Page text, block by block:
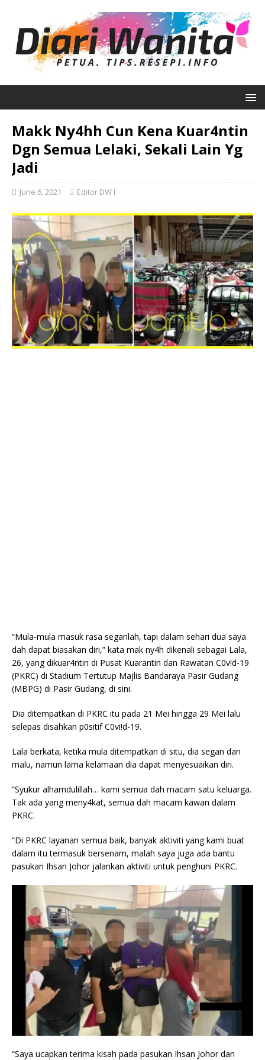
Makk Ny4hh Cun Kena Kuar4ntin
Dgn Semua Lelaki, Sekali Lain Yg
Jadi
June 6, 2021 Editor DW I
“Mula-mula masuk rasa seganlah, tapi dalam sehari dua saya
dah dapat biasakan diri,” kata mak ny4h dikenali sebagai Lala,
26, yang dikuar4ntin di Pusat Kuarantin dan Rawatan C0v!d-19
(PKRC) di Stadium Tertutup Majlis Bandaraya Pasir Gudang
(MBPG) di Pasir Gudang, di sini.
Dia ditempatkan di PKRC itu pada 21 Mei hingga 29 Mei lalu
selepas disahkan p0sitif C0vi!d-19.
Lala berkata, ketika mula ditempatkan di situ, dia segan dan
malu, namun lama kelamaan dia dapat menyesuaikan diri.
“Syukur alhamdulillah… kami semua dah macam satu keluarga.
Tak ada yang meny4kat, semua dah macam kawan dalam
PKRC.
“Di PKRC layanan semua baik, banyak aktiviti yang kami buat
dalam itu termasuk bersenam, malah saya juga ada bantu
pasukan Ihsan Johor jalankan aktiviti untuk penghuni PKRC.
“Saya ucapkan terima kisah pada pasukan Ihsan Johor dan